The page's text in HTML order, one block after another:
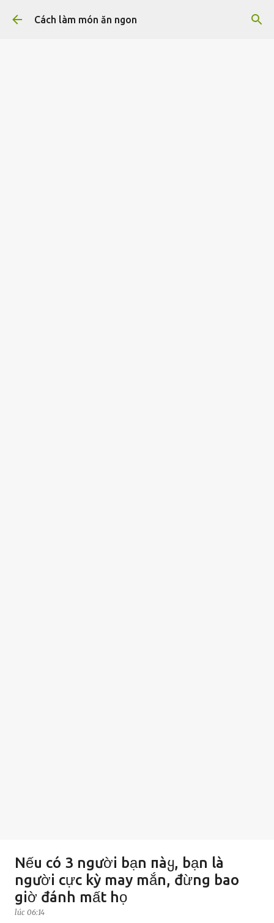
Chuyển đến nội dung chính
Cách làm món ăn ngon
Nếu có 3 người bạn пàყ, bạn là
người cực kỳ may mắn, đừng bao
giờ đánh mất họ
lúc 06:14